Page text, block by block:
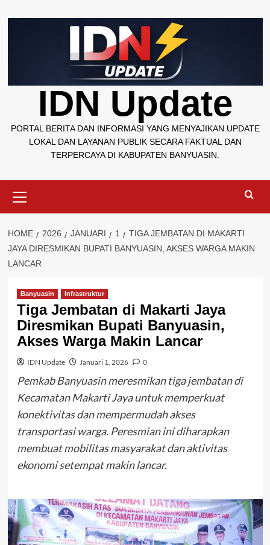
to
IDN Update
PORTAL BERITA DAN INFORMASI YANG MENYAJIKAN UPDATE
LOKAL DAN LAYANAN PUBLIK SECARA FAKTUAL DAN
TERPERCAYA DI KABUPATEN BANYUASIN.
Menu
HOME 2026 JANUARI 1
TIGA JEMBATAN DI MAKARTI
JAYA DIRESMIKAN BUPATI BANYUASIN, AKSES WARGA MAKIN
LANCAR
Banyuasin Infrastruktur
Tiga Jembatan di Makarti Jaya
Diresmikan Bupati Banyuasin,
Akses Warga Makin Lancar
IDN Update Januari 1, 2026 0
Pemkab Banyuasin meresmikan tiga jembatan di
Kecamatan Makarti Jaya untuk memperkuat
konektivitas dan mempermudah akses
transportasi warga. Peresmian ini diharapkan
membuat mobilitas masyarakat dan aktivitas
ekonomi setempat makin lancar.